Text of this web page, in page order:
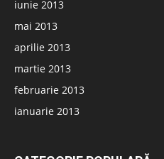
iunie 2013
mai 2013
aprilie 2013
martie 2013
februarie 2013
ianuarie 2013